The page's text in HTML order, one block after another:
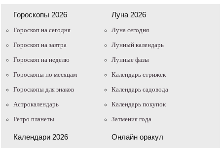
Гороскопы 2026
Гороскоп на сегодня
Гороскоп на завтра
Гороскоп на неделю
Гороскопы по месяцам
Гороскопы для знаков
Астрокалендарь
Ретро планеты
Луна 2026
Луна сегодня
Лунный календарь
Лунные фазы
Календарь стрижек
Календарь садовода
Календарь покупок
Затмения года
Календари 2026 Онлайн оракул